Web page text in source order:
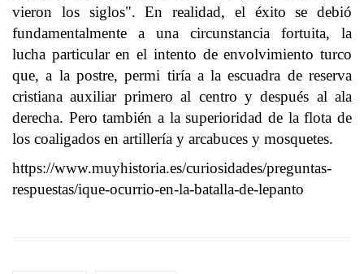
vieron los siglos". En realidad, el éxito se debió
fundamentalmente a una circunstancia fortuita, la
lucha particular en el intento de envolvimiento turco
que, a la postre, permi tiría a la escuadra de reserva
cristiana auxiliar primero al centro y después al ala
derecha. Pero también a la superioridad de la flota de
los coaligados en artillería y arcabuces y mosquetes.
https://www.muyhistoria.es/curiosidades/preguntas-
respuestas/ique-ocurrio-en-la-batalla-de-lepanto